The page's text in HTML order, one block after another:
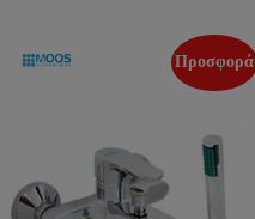
Προσφορά